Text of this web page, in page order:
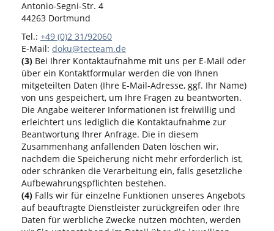
Antonio-Segni-Str. 4
44263 Dortmund
Tel.: +49 (0)2 31/92060
E-Mail: doku@tecteam.de
(3) Bei Ihrer Kontaktaufnahme mit uns per E-Mail oder
über ein Kontaktformular werden die von Ihnen
mitgeteilten Daten (Ihre E-Mail-Adresse, ggf. Ihr Name)
von uns gespeichert, um Ihre Fragen zu beantworten.
Die Angabe weiterer Informationen ist freiwillig und
erleichtert uns lediglich die Kontaktaufnahme zur
Beantwortung Ihrer Anfrage. Die in diesem
Zusammenhang anfallenden Daten löschen wir,
nachdem die Speicherung nicht mehr erforderlich ist,
oder schränken die Verarbeitung ein, falls gesetzliche
Aufbewahrungspflichten bestehen.
(4) Falls wir für einzelne Funktionen unseres Angebots
auf beauftragte Dienstleister zurückgreifen oder Ihre
Daten für werbliche Zwecke nutzen möchten, werden